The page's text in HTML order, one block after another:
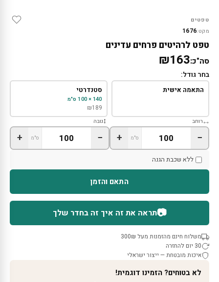
טפטים
מקט:1676
טפט לרהיטים פרחים עדינים
סה"כ:₪163
בחר גודל:
התאמה אישית סטנדרטי
140 × 100 ס"מ
₪189
רוחב
− ס"מ +
גובה
− ס"מ +
ללא שכבת הגנה
התאם והזמן
📷תראה את זה איך זה בחדר שלך
משלוח חינם מהזמנות מעל 300₪
30 יום להחזרה
איכות מובטחת — ייצור ישראלי
לא בטוחים? הזמינו דוגמית!